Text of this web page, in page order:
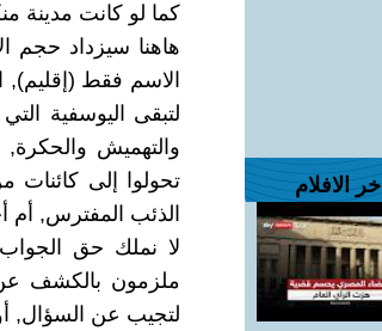
اخر الافلام
كما لو كانت مدينة
هاهنا سيزداد حجم
الاسم فقط (إقليم),
لتبقى اليوسفية
والتهميش والحكرة,
تحولوا إلى
الذئب المفترس, أم
لا نملك حق
ملزمون بالكشف عن
لتجيب عن السؤال,